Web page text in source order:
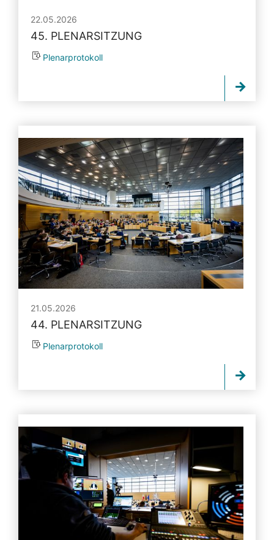
22.05.2026
45. PLENARSITZUNG
Plenarprotokoll
21.05.2026
44. PLENARSITZUNG
Plenarprotokoll